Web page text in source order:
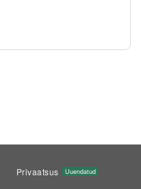
Privaatsus Uuendatud